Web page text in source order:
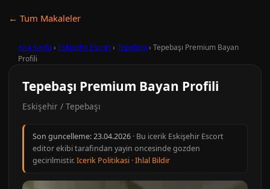
← Tum Makaleler
Ana Sayfa › Eskişehir Escort› Tepebaşı › Tepebaşı Premium Bayan
Profili
Tepebaşı Premium Bayan Profili
Eskişehir / Tepebaşı
Son guncelleme:23.04.2026 · Bu icerik Eskişehir Escort
editor ekibi tarafindan yayin oncesinde gozden
gecirilmistir.Icerik Politikasi ·Ihlal Bildir